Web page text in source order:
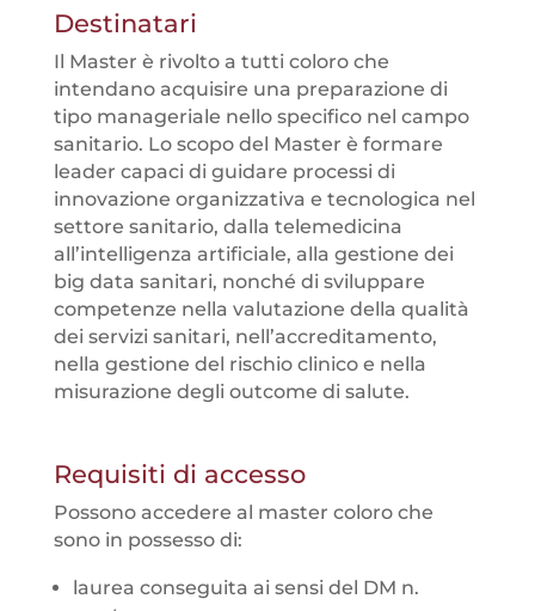
Destinatari
Il Master è rivolto a tutti coloro che
intendano acquisire una preparazione di
tipo manageriale nello specifico nel campo
sanitario. Lo scopo del Master è formare
leader capaci di guidare processi di
innovazione organizzativa e tecnologica nel
settore sanitario, dalla telemedicina
all’intelligenza artificiale, alla gestione dei
big data sanitari, nonché di sviluppare
competenze nella valutazione della qualità
dei servizi sanitari, nell’accreditamento,
nella gestione del rischio clinico e nella
misurazione degli outcome di salute.
Requisiti di accesso
Possono accedere al master coloro che
sono in possesso di:
laurea conseguita ai sensi del DM n.